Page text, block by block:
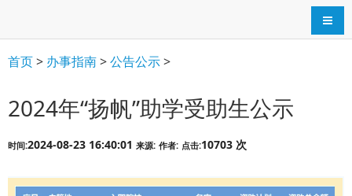
导航
首页> 办事指南>公告公示>
2024年“扬帆”助学受助生公示
时间:2024-08-23 16:40:01 来源: 作者: 点击:10703 次